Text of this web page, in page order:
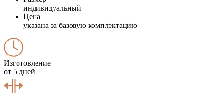
индивидуальный
Цена
указана за базовую комплектацию
Изготовление
от 5 дней